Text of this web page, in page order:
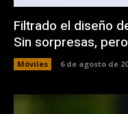
Filtrado el diseño
Sin sorpresas,
Móviles 6 de agosto de